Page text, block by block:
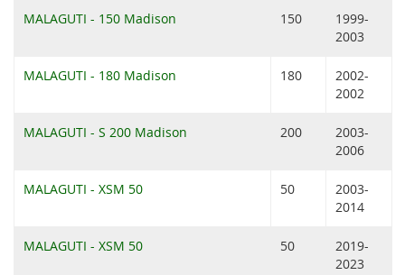
MALAGUTI - 150 Madison 150
1999-
2003
MALAGUTI - 180 Madison 180
2002-
2002
MALAGUTI - S 200 Madison 200
2003-
2006
MALAGUTI - XSM 50 50
2003-
2014
MALAGUTI - XSM 50 50
2019-
2023